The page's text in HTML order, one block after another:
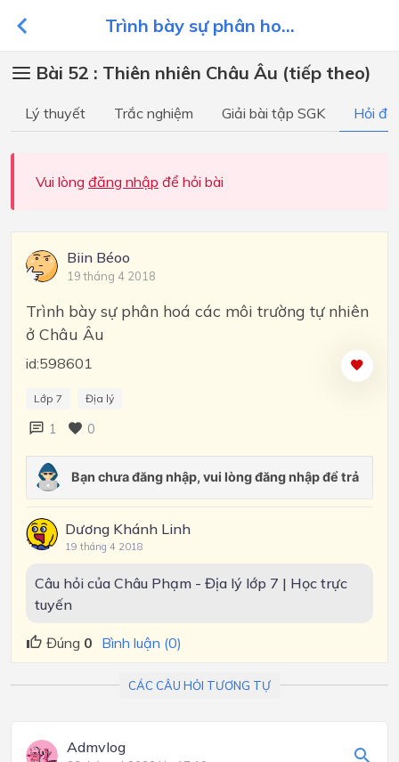
Trình bày sự phân ho...
Bài 52 : Thiên nhiên Châu Âu (tiếp theo)
Lý thuyết Trắc nghiệm Giải bài tập SGK Hỏi
Vui lòng đăng nhập để hỏi bài
Biin Béoo
19 tháng 4 2018
Trình bày sự phân hoá các môi trường tự nhiên
ở Châu Âu
id:598601
Lớp 7 Địa lý
1 0
Dương Khánh Linh
19 tháng 4 2018
Câu hỏi của Châu Phạm - Địa lý lớp 7 | Học trực
tuyến
Đúng 0 Bình luận (0)
CÁC CÂU HỎI TƯƠNG TỰ
Admvlog